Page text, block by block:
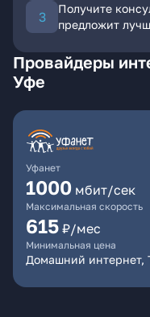
Получите
предложит
Провайдеры
Уфе
Уфанет
1000 мбит/сек
Максимальная скорость
615 ₽/мес
Минимальная цена
Домашний интернет,